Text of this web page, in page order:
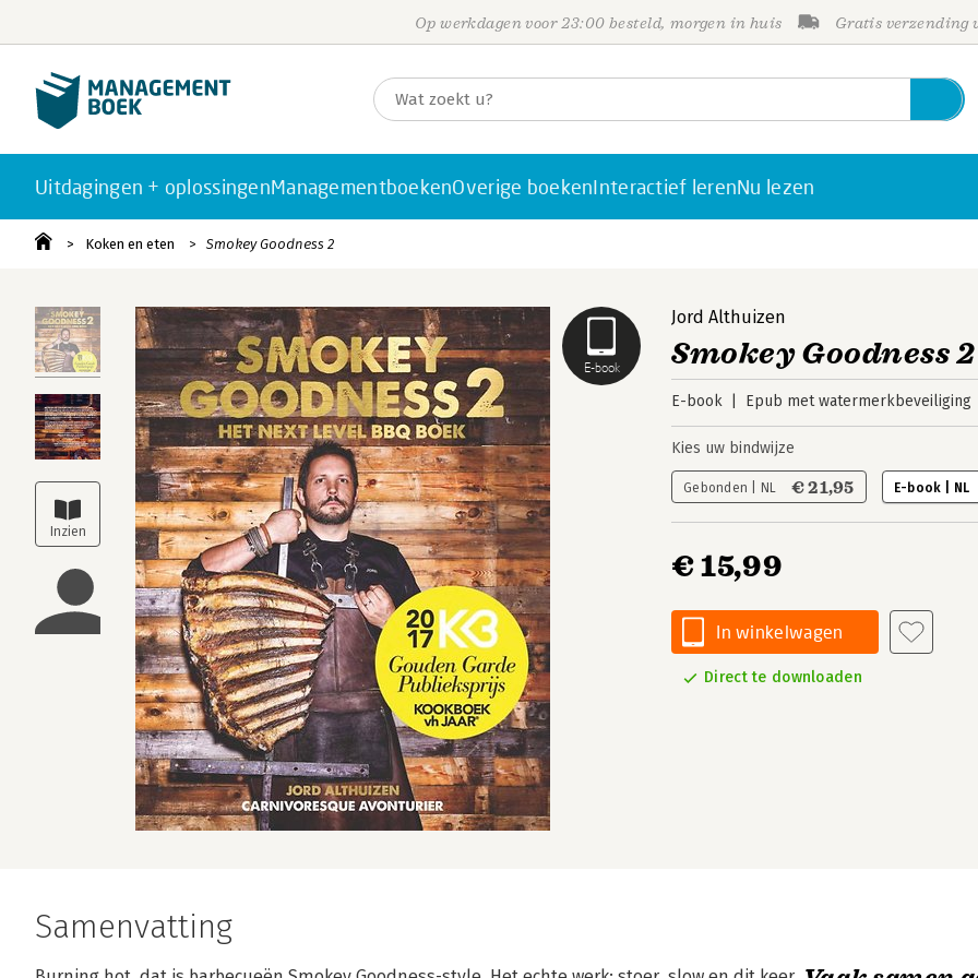
Op werkdagen voor 23:00 besteld, morgen in huis Gratis verzending
Uitdagingen + oplossingenManagementboekenOverige boekenInteractief lerenNu lezen
Koken en eten Smokey Goodness 2
E-book
Jord Althuizen
Smokey Goodness 2
E-book Epub met watermerkbeveiliging
Kies uw bindwijze
Gebonden | NL € 21,95 E-book | NL
€ 15,99
In winkelwagen
Direct te downloaden
Samenvatting